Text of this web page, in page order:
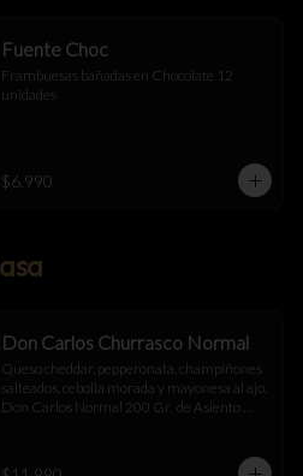
Fuente Choc
Frambuesas bañadas en Chocolate 12
unidades
$6.990
Don Carlos Churrasco Normal
Queso cheddar, pepperonata, champiñones
salteados, cebolla morada y mayonesa al ajo.
Don Carlos Normal 200 Gr.  de Asiento